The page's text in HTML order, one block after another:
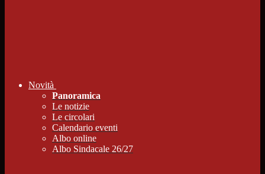
Novità
Panoramica
Le notizie
Le circolari
Calendario eventi
Albo online
Albo Sindacale 26/27